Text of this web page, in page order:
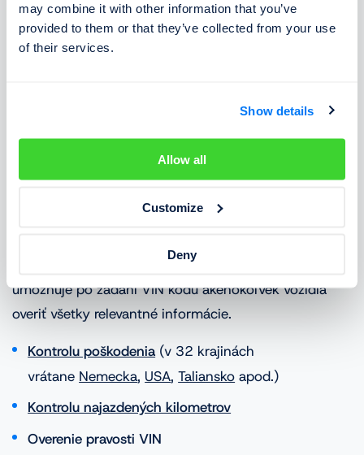
may combine it with other information that you’ve
provided to them or that they’ve collected from your use
of their services.
Show details
Allow all
Customize
Deny
✅ Overenie histórie vozidla vo viac
ako 32 krajinách
záznamov o ojazdených vozidlách v Európe
umožňuje po zadaní VIN kódu akéhokoľvek vozidla
overiť všetky relevantné informácie.
Kontrolu poškodenia (v 32 krajinách
vrátane Nemecka, USA,Taliansko apod.)
Kontrolu najazdených kilometrov
Overenie pravosti VIN